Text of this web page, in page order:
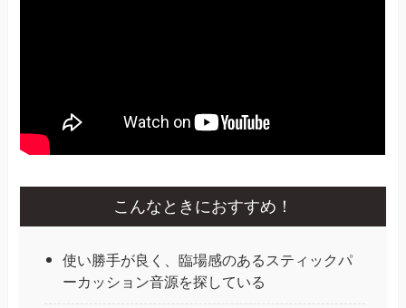
こんなときにおすすめ！
使い勝手が良く、臨場感のあるスティックパ
ーカッション音源を探している